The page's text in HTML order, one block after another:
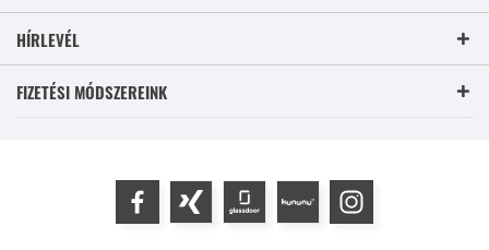
HÍRLEVÉL
FIZETÉSI MÓDSZEREINK